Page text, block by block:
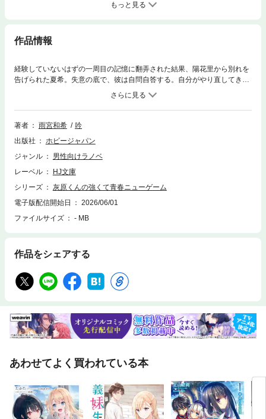
もっと見る
作品情報
経験していないはずの一周目の記憶に翻弄された結果、陽花里から別れを
告げられた夏希。失意の底で、彼は自問自答する。自分がやり直してきた
青春は全て間違いだったのではないか、と。大切な人の未来を変えてしま
ったことに怯える夏希の前に提示された、新たな選択肢……それは一周目
の世界に戻ることだった。決断の期日は修学旅行最終日。虹色の青春を目
指した灰色少年が、最後に選ぶ未来はリセットか、それとも――強くてニ
著者 雨宮和希
吟
出版社
ホビージャパン
ジャンル
男性向けラノベ
レーベル
HJ文庫
シリーズ
灰原くんの強くて青春ニューゲーム
電子版配信開始日
2026/06/01
ファイルサイズ
- MB
作品をシェアする
あわせてよく買われている本